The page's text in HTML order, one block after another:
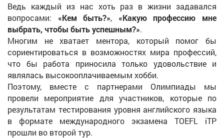
Ведь каждый из нас хоть раз в жизни задавался
вопросами: «Кем быть?», «Какую профессию мне
выбрать, чтобы быть успешным?».
Многим не хватает ментора, который помог бы
сориентироваться в возможностях мира профессий,
что бы работа приносила только удовольствие и
являлась высокооплачиваемым хобби.
Поэтому, вместе с партнерами Олимпиады мы
провели мероприятие для участников, которые по
результатам тестирования уровня английского языка
в формате международного экзамена TOEFL iTP
прошли во второй тур.